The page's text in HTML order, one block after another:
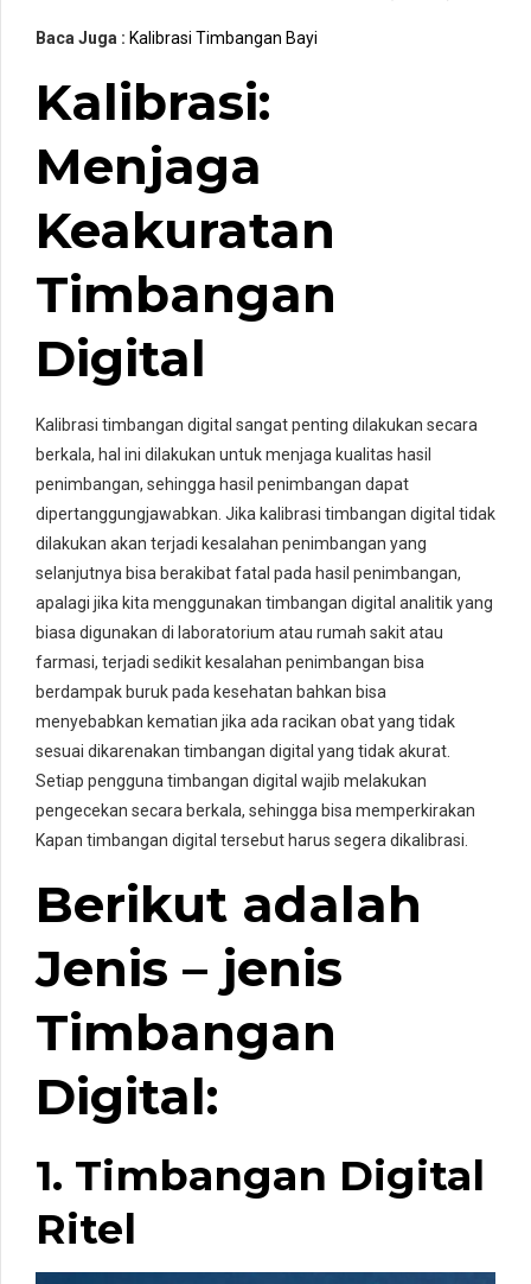
Baca Juga : Kalibrasi Timbangan Bayi
Kalibrasi:
Menjaga
Keakuratan
Timbangan
Digital
Kalibrasi timbangan digital sangat penting dilakukan secara
berkala, hal ini dilakukan untuk menjaga kualitas hasil
penimbangan, sehingga hasil penimbangan dapat
dipertanggungjawabkan. Jika kalibrasi timbangan digital tidak
dilakukan akan terjadi kesalahan penimbangan yang
selanjutnya bisa berakibat fatal pada hasil penimbangan,
apalagi jika kita menggunakan timbangan digital analitik yang
biasa digunakan di laboratorium atau rumah sakit atau
farmasi, terjadi sedikit kesalahan penimbangan bisa
berdampak buruk pada kesehatan bahkan bisa
menyebabkan kematian jika ada racikan obat yang tidak
sesuai dikarenakan timbangan digital yang tidak akurat.
Setiap pengguna timbangan digital wajib melakukan
pengecekan secara berkala, sehingga bisa memperkirakan
Kapan timbangan digital tersebut harus segera dikalibrasi.
Berikut adalah
Jenis – jenis
Timbangan
Digital:
1. Timbangan Digital
Ritel